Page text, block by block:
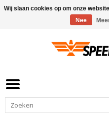
Wij slaan cookies op om onze
Nee